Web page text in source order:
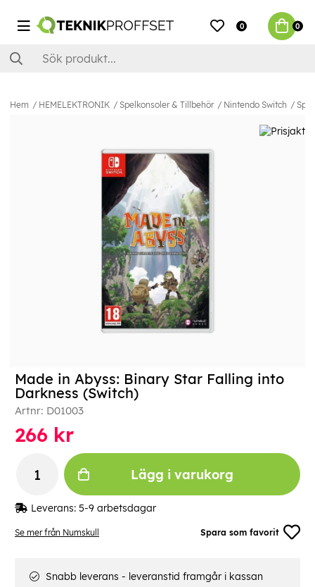
0 0
Hem HEMELEKTRONIK Spelkonsoler & Tillbehör Nintendo Switch Spel
Se mer från Numskull Spara som favorit
Made in Abyss: Binary Star Falling into
Darkness (Switch)
Artnr: D01003
266 kr
Lägg i varukorg
Leverans: 5-9 arbetsdagar
Snabb leverans - leveranstid framgår i kassan